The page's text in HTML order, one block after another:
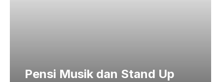
Pensi Musik dan Stand Up